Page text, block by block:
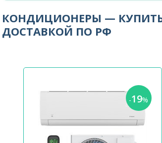
КОНДИЦИОНЕРЫ —
ДОСТАВКОЙ ПО РФ
-19%